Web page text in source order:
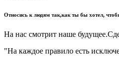
Относись к людям так,как ты бы хотел,
На нас смотрит наше
"На каждое правило есть